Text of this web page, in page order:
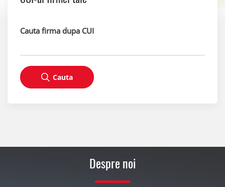
Cauta firma dupa CUI
Cauta
Despre noi